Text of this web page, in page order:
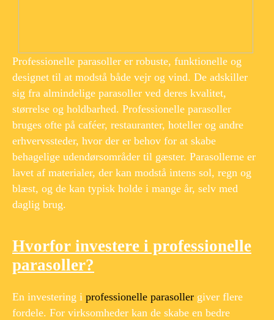
Professionelle parasoller er robuste, funktionelle og
designet til at modstå både vejr og vind. De adskiller
sig fra almindelige parasoller ved deres kvalitet,
størrelse og holdbarhed. Professionelle parasoller
bruges ofte på caféer, restauranter, hoteller og andre
erhvervssteder, hvor der er behov for at skabe
behagelige udendørsområder til gæster. Parasollerne er
lavet af materialer, der kan modstå intens sol, regn og
blæst, og de kan typisk holde i mange år, selv med
daglig brug.
Hvorfor investere i professionelle
parasoller?
En investering i professionelle parasoller giver flere
fordele. For virksomheder kan de skabe en bedre